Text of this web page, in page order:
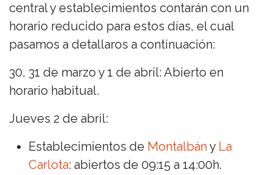
central y establecimientos contarán con un
horario reducido para estos días, el cual
pasamos a detallaros a continuación:
30, 31 de marzo y 1 de abril: Abierto en
horario habitual.
Jueves 2 de abril:
Establecimientos de Montalbán y La
Carlota: abiertos de 09:15 a 14:00h.